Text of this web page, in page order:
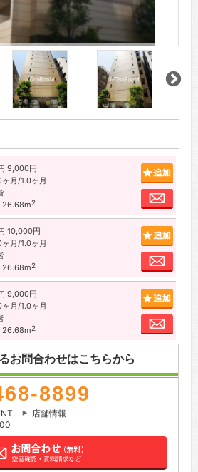
9,000円
月/1.0ヶ月
26.68m2
お問
10,000円
月/1.0ヶ月
26.68m2
お問
9,000円
月/1.0ヶ月
26.68m2
お問
お問合わせはこちらから
8899
店舗情報